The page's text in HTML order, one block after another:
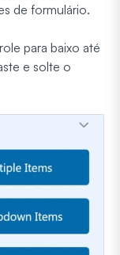
de formulário.
para baixo até
e solte o